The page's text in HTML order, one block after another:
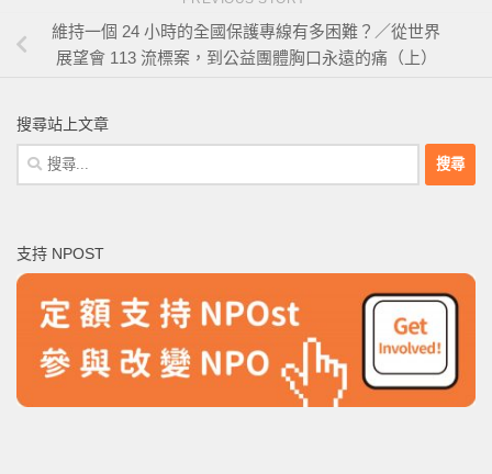
維持一個 24 小時的全國保護專線有多困難？／從世界
展望會 113 流標案，到公益團體胸口永遠的痛（上）
搜尋站上文章
搜
尋
字:
支持 NPOST